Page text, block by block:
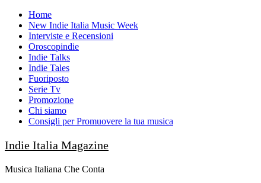
Skip
content
Home
New Indie Italia Music Week
Interviste e Recensioni
Oroscopindie
Indie Talks
Indie Tales
Fuoriposto
Serie Tv
Promozione
Chi siamo
Consigli per Promuovere la tua musica
Indie Italia Magazine
Musica Italiana Che Conta